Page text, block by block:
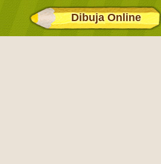
Dibuja Online